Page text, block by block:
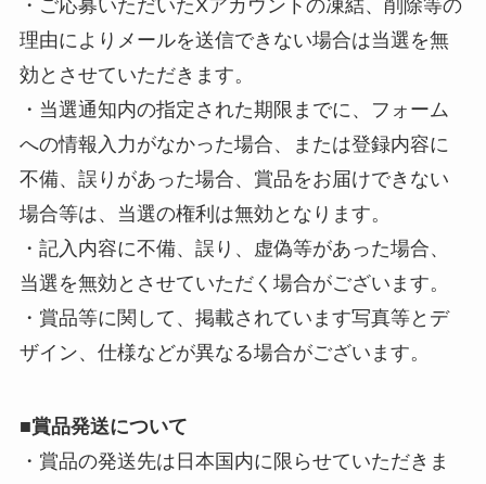
・ご応募いただいたXアカウントの凍結、削除等の
理由によりメールを送信できない場合は当選を無
効とさせていただきます。
・当選通知内の指定された期限までに、フォーム
への情報入力がなかった場合、または登録内容に
不備、誤りがあった場合、賞品をお届けできない
場合等は、当選の権利は無効となります。
・記入内容に不備、誤り、虚偽等があった場合、
当選を無効とさせていただく場合がございます。
・賞品等に関して、掲載されています写真等とデ
ザイン、仕様などが異なる場合がございます。
■賞品発送について
・賞品の発送先は日本国内に限らせていただきま